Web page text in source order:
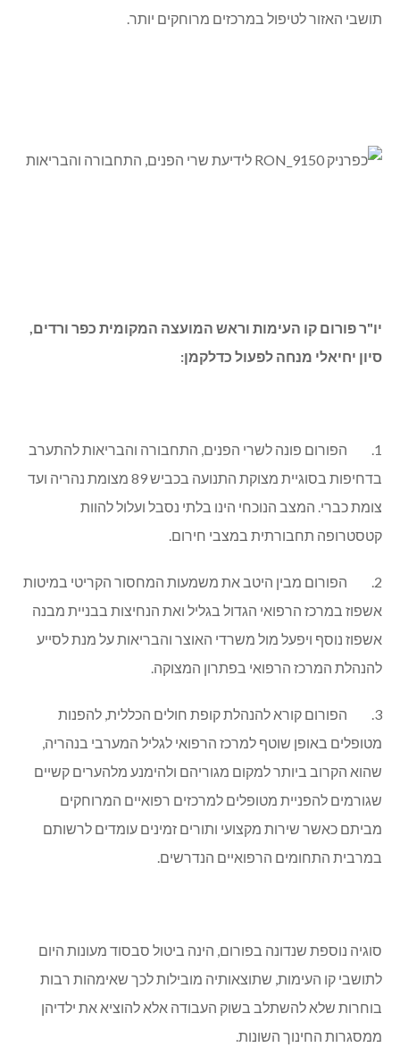
תושבי האזור לטיפול במרכזים מרוחקים יותר.
יו"ר פורום קו העימות וראש המועצה המקומית כפר ורדים,
סיון יחיאלי מנחה לפעול כדלקמן:
1. הפורום פונה לשרי הפנים, התחבורה והבריאות להתערב
בדחיפות בסוגיית מצוקת התנועה בכביש 89 מצומת נהריה ועד
צומת כברי. המצב הנוכחי הינו בלתי נסבל ועלול להוות
קטסטרופה תחבורתית במצבי חירום.
2. הפורום מבין היטב את משמעות המחסור הקריטי במיטות
אשפוז במרכז הרפואי הגדול בגליל ואת הנחיצות בבניית מבנה
אשפוז נוסף ויפעל מול משרדי האוצר והבריאות על מנת לסייע
להנהלת המרכז הרפואי בפתרון המצוקה.
3. הפורום קורא להנהלת קופת חולים הכללית, להפנות
מטופלים באופן שוטף למרכז הרפואי לגליל המערבי בנהריה,
שהוא הקרוב ביותר למקום מגוריהם ולהימנע מלהערים קשיים
שגורמים להפניית מטופלים למרכזים רפואיים המרוחקים
מביתם כאשר שירות מקצועי ותורים זמינים עומדים לרשותם
במרבית התחומים הרפואיים הנדרשים.
סוגיה נוספת שנדונה בפורום, הינה ביטול סבסוד מעונות היום
לתושבי קו העימות, שתוצאותיה מובילות לכך שאימהות רבות
בוחרות שלא להשתלב בשוק העבודה אלא להוציא את ילדיהן
ממסגרות החינוך השונות.